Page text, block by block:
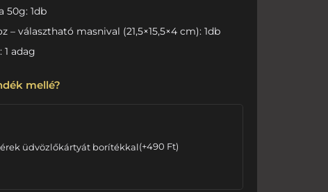
50g: 1db
– választható masnival (21,5×15,5×4 cm): 1db
adag
mellé?
üdvözlőkártyát borítékkal(+490 Ft)